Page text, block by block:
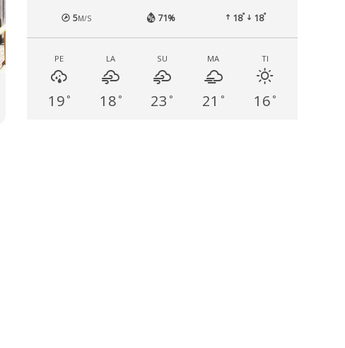
5M/S 71% 18° 18°
PE
19 °
LA
18 °
SU
23 °
MA
21 °
TI
16 °